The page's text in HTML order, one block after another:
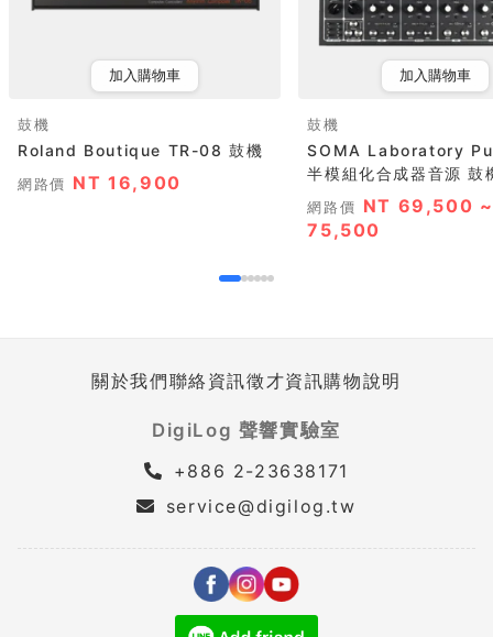
加入購物車
鼓機
Roland Boutique TR-08 鼓機
網路價 NT 16,900
加入購物車
鼓機
SOMA Laboratory
半模組化合成器音源 鼓
網路價 NT 69,500 ~
75,500
關於我們聯絡資訊徵才資訊購物說明
DigiLog 聲響實驗室
+886 2-23638171
service@digilog.tw